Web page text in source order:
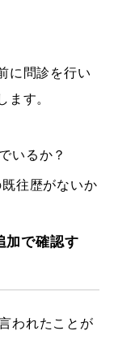
に問診を行い
ます。
いるか？
往歴がないか
加で確認す
われたことが